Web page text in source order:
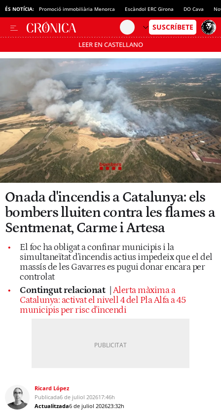
ÉS NOTÍCIA: Promoció immobiliària Menorca Escàndol ERC Girona DO Cava
LEER EN CASTELLANO
Passa’t al mode estalvi
Onada d'incendis a Catalunya: els
bombers lluiten contra les flames a
Sentmenat, Carme i Artesa
El foc ha obligat a confinar municipis i la
simultaneïtat d'incendis actius impedeix que el del
massís de les Gavarres es pugui donar encara per
controlat
Contingut relacionat
Alerta màxima a
Catalunya: activat el nivell 4 del Pla Alfa a 45
municipis per risc d'incendi
Ricard López
Publicada6 de juliol 202617:46h
Actualitzada6 de juliol 202623:32h